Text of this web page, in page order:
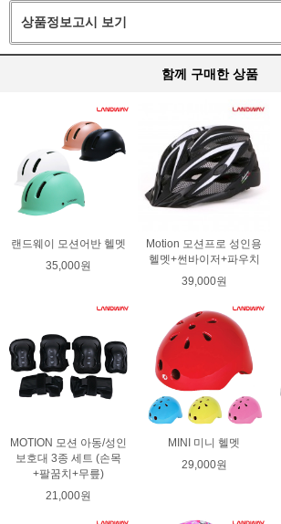
상품정보고시 보기
함께 구매한 상품
랜드웨이 모션어반 헬멧
35,000원
Motion 모션프로 성인용
헬멧+썬바이저+파우치
39,000원
MOTION 모션 아동/성인
보호대 3종 세트 (손목
+팔꿈치+무릎)
21,000원
MINI 미니 헬멧
29,000원